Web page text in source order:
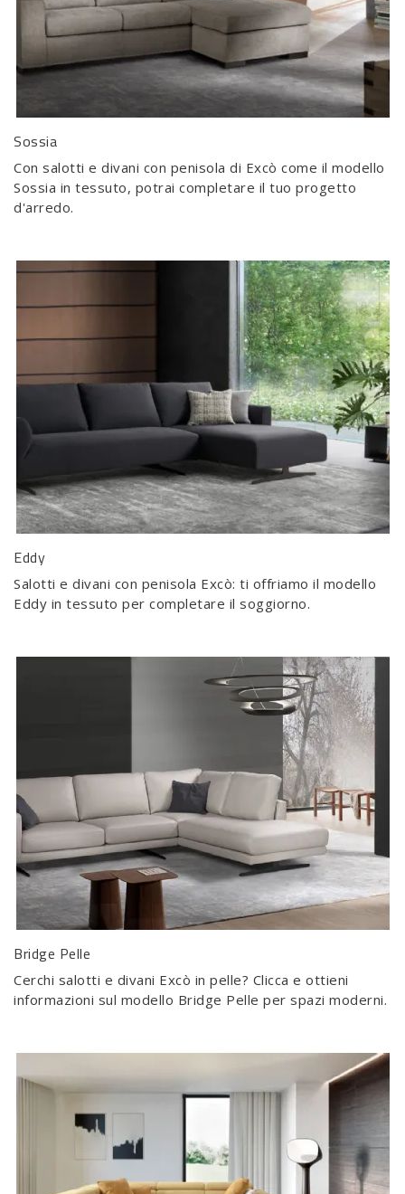
Sossia
Con salotti e divani con penisola di Excò come il modello
Sossia in tessuto, potrai completare il tuo progetto
d'arredo.
Eddy
Salotti e divani con penisola Excò: ti offriamo il modello
Eddy in tessuto per completare il soggiorno.
Bridge Pelle
Cerchi salotti e divani Excò in pelle? Clicca e ottieni
informazioni sul modello Bridge Pelle per spazi moderni.